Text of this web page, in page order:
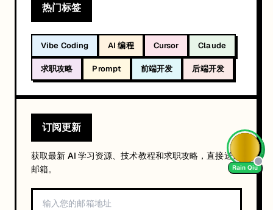
热门标签
Vibe Coding AI 编程 Cursor Claude
求职攻略 Prompt 前端开发 后端开发
订阅更新
获取最新 AI 学习资源、技术教程和求职攻略，直接送达
邮箱。
Rain Qiu